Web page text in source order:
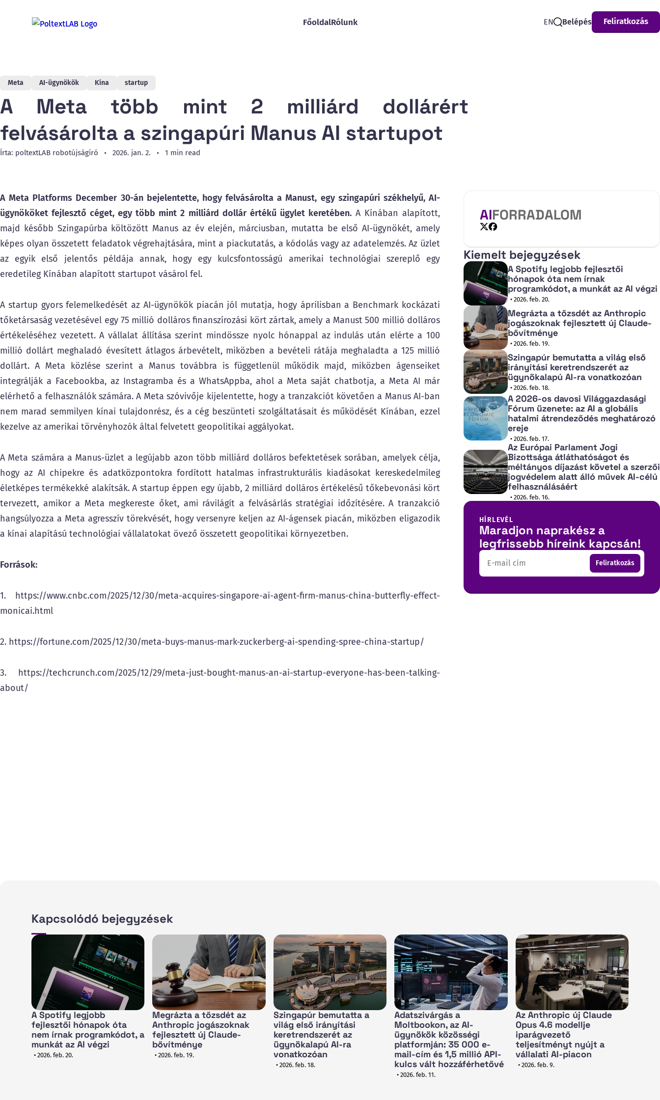
FőoldalRólunk
EN
Belépés Feliratkozás
Meta AI-ügynökök Kína startup
A Meta több mint 2 milliárd dollárért
felvásárolta a szingapúri Manus AI startupot
Írta: poltextLAB robotújságíró 2026. jan. 2. 1 min read
A Meta Platforms December 30-án bejelentette, hogy felvásárolta a Manust, egy szingapúri székhelyű, AI-
ügynököket fejlesztő céget, egy több mint 2 milliárd dollár értékű ügylet keretében.A Kínában alapított,
majd később Szingapúrba költözött Manus az év elején, márciusban, mutatta be első AI-ügynökét, amely
képes olyan összetett feladatok végrehajtására, mint a piackutatás, a kódolás vagy az adatelemzés. Az üzlet
az egyik első jelentős példája annak, hogy egy kulcsfontosságú amerikai technológiai szereplő egy
eredetileg Kínában alapított startupot vásárol fel.
A startup gyors felemelkedését az AI-ügynökök piacán jól mutatja, hogy áprilisban a Benchmark kockázati
tőketársaság vezetésével egy 75 millió dolláros finanszírozási kört zártak, amely a Manust 500 millió dolláros
értékeléséhez vezetett. A vállalat állítása szerint mindössze nyolc hónappal az indulás után elérte a 100
millió dollárt meghaladó évesített átlagos árbevételt, miközben a bevételi rátája meghaladta a 125 millió
dollárt. A Meta közlése szerint a Manus továbbra is függetlenül működik majd, miközben ágenseiket
integrálják a Facebookba, az Instagramba és a WhatsAppba, ahol a Meta saját chatbotja, a Meta AI már
elérhető a felhasználók számára. A Meta szóvivője kijelentette, hogy a tranzakciót követően a Manus AI-ban
nem marad semmilyen kínai tulajdonrész, és a cég beszünteti szolgáltatásait és működését Kínában, ezzel
kezelve az amerikai törvényhozók által felvetett geopolitikai aggályokat.
A Meta számára a Manus-üzlet a legújabb azon több milliárd dolláros befektetések sorában, amelyek célja,
hogy az AI chipekre és adatközpontokra fordított hatalmas infrastrukturális kiadásokat kereskedelmileg
életképes termékekké alakítsák. A startup éppen egy újabb, 2 milliárd dolláros értékelésű tőkebevonási kört
tervezett, amikor a Meta megkereste őket, ami rávilágít a felvásárlás stratégiai időzítésére. A tranzakció
hangsúlyozza a Meta agresszív törekvését, hogy versenyre keljen az AI-ágensek piacán, miközben eligazodik
a kínai alapítású technológiai vállalatokat övező összetett geopolitikai környezetben.
Források:
1. https://www.cnbc.com/2025/12/30/meta-acquires-singapore-ai-agent-firm-manus-china-butterfly-effect-
monicai.html
2. https://fortune.com/2025/12/30/meta-buys-manus-mark-zuckerberg-ai-spending-spree-china-startup/
3. https://techcrunch.com/2025/12/29/meta-just-bought-manus-an-ai-startup-everyone-has-been-talking-
about/
AIFORRADALOM
Kiemelt bejegyzések
A Spotify legjobb fejlesztői
hónapok óta nem írnak
programkódot, a munkát az AI végzi
• 2026. feb. 20.
Megrázta a tőzsdét az Anthropic
jogászoknak fejlesztett új Claude-
bővítménye
• 2026. feb. 19.
Szingapúr bemutatta a világ első
irányítási keretrendszerét az
ügynökalapú AI-ra vonatkozóan
• 2026. feb. 18.
A 2026-os davosi Világgazdasági
Fórum üzenete: az AI a globális
hatalmi átrendeződés meghatározó
ereje
• 2026. feb. 17.
Az Európai Parlament Jogi
Bizottsága átláthatóságot és
méltányos díjazást követel a szerzői
jogvédelem alatt álló művek AI-célú
felhasználásáért
• 2026. feb. 16.
HÍRLEVÉL
Maradjon naprakész a
legfrissebb híreink kapcsán!
Email Feliratkozás
Kapcsolódó bejegyzések
A Spotify legjobb
fejlesztői hónapok óta
nem írnak programkódot, a
munkát az AI végzi
• 2026. feb. 20.
Megrázta a tőzsdét az
Anthropic jogászoknak
fejlesztett új Claude-
bővítménye
• 2026. feb. 19.
Szingapúr bemutatta a
világ első irányítási
keretrendszerét az
ügynökalapú AI-ra
vonatkozóan
• 2026. feb. 18.
Adatszivárgás a
Moltbookon, az AI-
ügynökök közösségi
platformján: 35 000 e-
mail-cím és 1,5 millió API-
kulcs vált hozzáférhetővé
• 2026. feb. 11.
Az Anthropic új Claude
Opus 4.6 modellje
iparágvezető
teljesítményt nyújt a
vállalati AI-piacon
• 2026. feb. 9.